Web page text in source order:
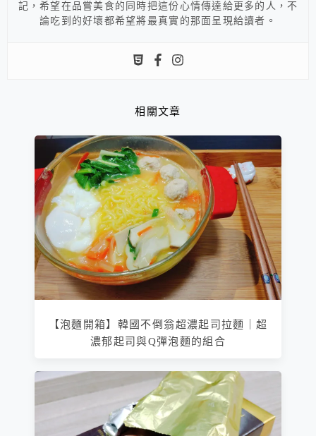
記，希望在品嘗美食的同時把這份心情傳達給更多的人，不
論吃到的好壞都希望將最真實的那面呈現給讀者。
相關文章
【泡麵開箱】韓國不倒翁超濃起司拉麵｜超
濃郁起司與Q彈泡麵的組合